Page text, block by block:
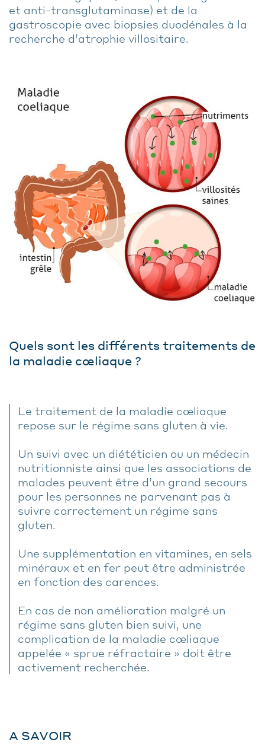
et anti-transglutaminase) et de la
gastroscopie avec biopsies duodénales à la
recherche d’atrophie villositaire.
Quels sont les différents traitements de
la maladie cœliaque ?
Le traitement de la maladie cœliaque
repose sur le régime sans gluten à vie.
Un suivi avec un diététicien ou un médecin
nutritionniste ainsi que les associations de
malades peuvent être d’un grand secours
pour les personnes ne parvenant pas à
suivre correctement un régime sans
gluten.
Une supplémentation en vitamines, en sels
minéraux et en fer peut être administrée
en fonction des carences.
En cas de non amélioration malgré un
régime sans gluten bien suivi, une
complication de la maladie cœliaque
appelée « sprue réfractaire » doit être
activement recherchée.
A SAVOIR